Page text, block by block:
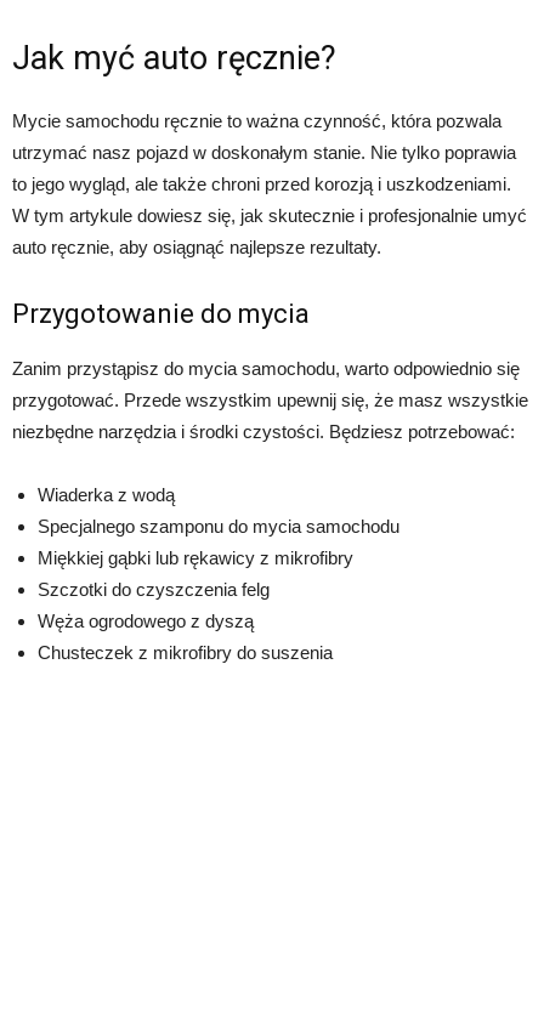
Jak myć auto ręcznie?
Mycie samochodu ręcznie to ważna czynność, która pozwala
utrzymać nasz pojazd w doskonałym stanie. Nie tylko poprawia
to jego wygląd, ale także chroni przed korozją i uszkodzeniami.
W tym artykule dowiesz się, jak skutecznie i profesjonalnie umyć
auto ręcznie, aby osiągnąć najlepsze rezultaty.
Przygotowanie do mycia
Zanim przystąpisz do mycia samochodu, warto odpowiednio się
przygotować. Przede wszystkim upewnij się, że masz wszystkie
niezbędne narzędzia i środki czystości. Będziesz potrzebować:
Wiaderka z wodą
Specjalnego szamponu do mycia samochodu
Miękkiej gąbki lub rękawicy z mikrofibry
Szczotki do czyszczenia felg
Węża ogrodowego z dyszą
Chusteczek z mikrofibry do suszenia